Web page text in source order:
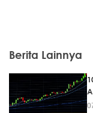
Berita Lainnya